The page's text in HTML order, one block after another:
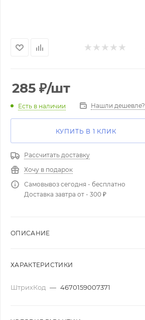
285 ₽/шт
Есть в наличии Нашли дешевле?
КУПИТЬ В 1 КЛИК
Рассчитать доставку
Хочу в подарок
Самовывоз сегодня - бесплатно
Доставка завтра от - 300 ₽
ОПИСАНИЕ
ХАРАКТЕРИСТИКИ
ШтрихКод — 4670159007371